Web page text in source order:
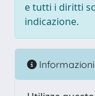
e tutti i diritti
indicazione.
Informazioni